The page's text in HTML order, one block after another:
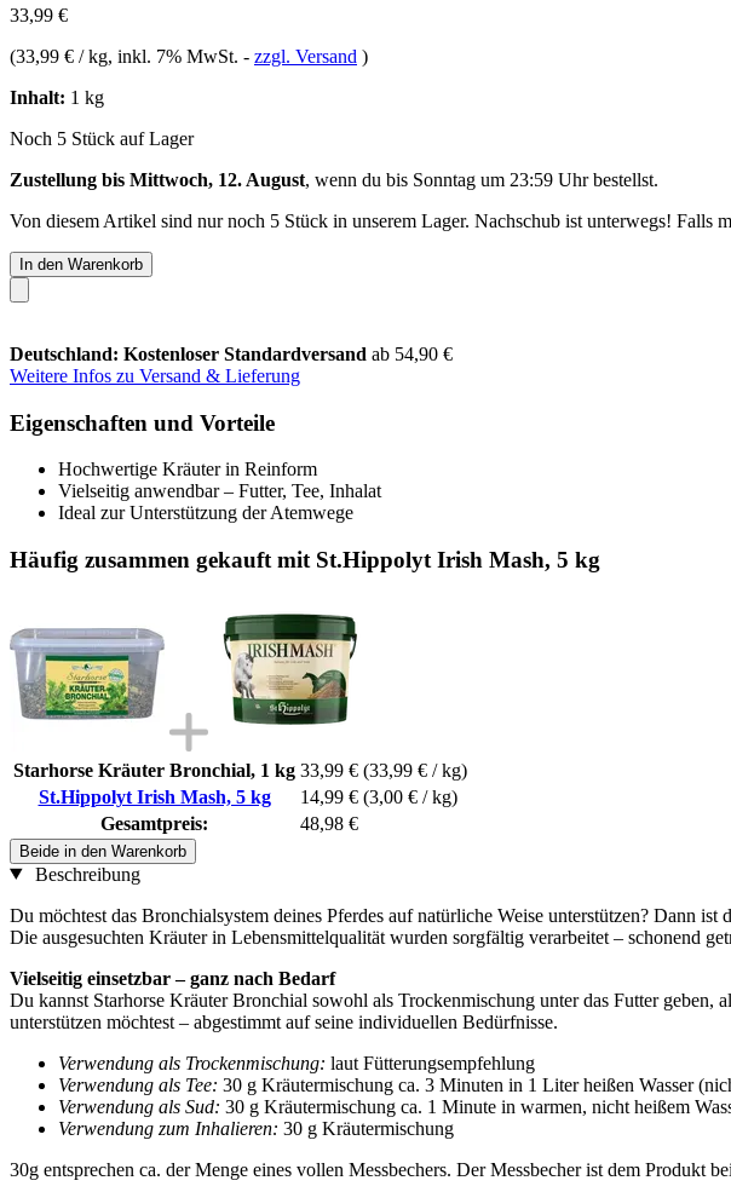
33,99 €
(33,99 € / kg, inkl. 7% MwSt. - zzgl. Versand )
Inhalt: 1 kg
Noch 5 Stück auf Lager
Zustellung bis Mittwoch, 12. August, wenn du bis Sonntag um 23:59 Uhrbestellst.
Von diesem Artikel sind nur noch 5 Stück in unserem Lager. Nachschub ist unterwegs! Falls
In den Warenkorb
Deutschland: Kostenloser Standardversand ab 54,90 €
Weitere Infos zu Versand & Lieferung
Eigenschaften und Vorteile
Hochwertige Kräuter in Reinform
Vielseitig anwendbar – Futter, Tee, Inhalat
Ideal zur Unterstützung der Atemwege
Häufig zusammen gekauft mit St.Hippolyt Irish Mash, 5 kg
Starhorse Kräuter Bronchial, 1 kg 33,99 € (33,99 € / kg)
St.Hippolyt Irish Mash, 5 kg
14,99 € (3,00 € / kg)
Gesamtpreis:
48,98 €
Beide in den Warenkorb
Beschreibung
Du möchtest das Bronchialsystem deines Pferdes auf natürliche Weise unterstützen? Dann
Die ausgesuchten Kräuter in Lebensmittelqualität wurden sorgfältig verarbeitet – schonend
Vielseitig einsetzbar – ganz nach Bedarf
Du kannst Starhorse Kräuter Bronchial sowohl als Trockenmischung unter das Futter
unterstützen möchtest – abgestimmt auf seine individuellen Bedürfnisse.
Verwendung als Trockenmischung: laut Fütterungsempfehlung
Verwendung als Tee: 30 g Kräutermischung ca. 3 Minuten in 1 Liter heißen Wasser
Verwendung als Sud: 30 g Kräutermischung ca. 1 Minute in warmen, nicht heißem
Verwendung zum Inhalieren: 30 g Kräutermischung
30g entsprechen ca. der Menge eines vollen Messbechers. Der Messbecher ist dem Produkt